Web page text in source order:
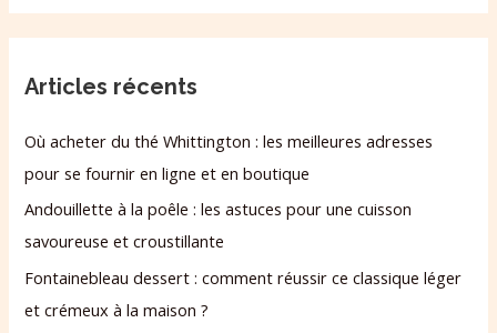
Articles récents
Où acheter du thé Whittington : les meilleures adresses
pour se fournir en ligne et en boutique
Andouillette à la poêle : les astuces pour une cuisson
savoureuse et croustillante
Fontainebleau dessert : comment réussir ce classique léger
et crémeux à la maison ?